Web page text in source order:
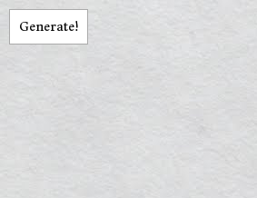
Generate!